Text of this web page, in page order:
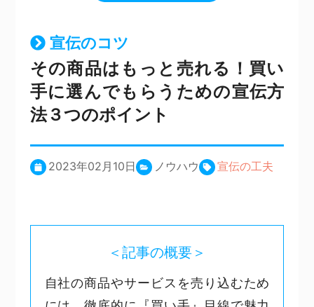
宣伝のコツ
その商品はもっと売れる！買い
手に選んでもらうための宣伝方
法３つのポイント
2023年02月10日 ノウハウ 宣伝の工夫
＜記事の概要＞
自社の商品やサービスを売り込むため